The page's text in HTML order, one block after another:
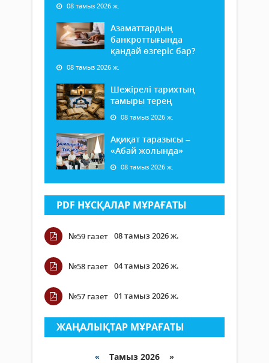
08 тамыз 2026 ж.
Азаматтардың
банкроттығында
қандай өзгеріс бар?
08 тамыз 2026 ж.
Шежірелі тарихтың
тамыры терең
08 тамыз 2026 ж.
Ақиқат таразысы –
«Абай жолында»
08 тамыз 2026 ж.
PDF НҰСҚАЛАР МҰРАҒАТЫ
№59 газет 08 тамыз 2026 ж.
№58 газет 04 тамыз 2026 ж.
№57 газет 01 тамыз 2026 ж.
ЖАҢАЛЫҚТАР МҰРАҒАТЫ
« Тамыз 2026 »